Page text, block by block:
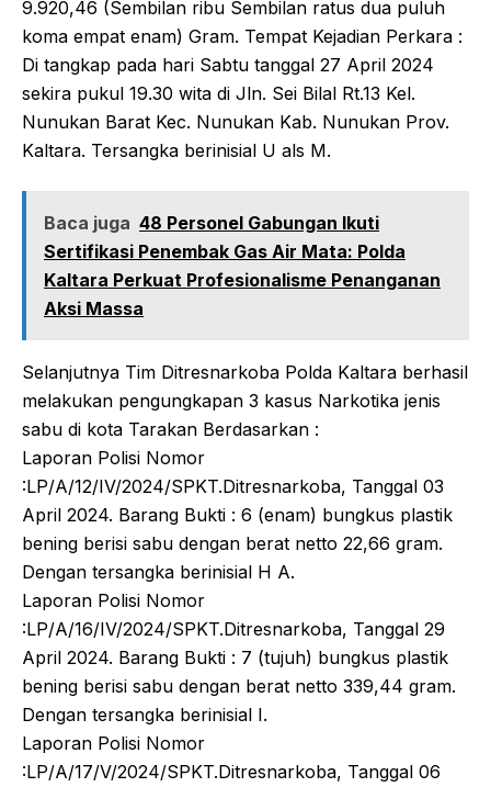
9.920,46 (Sembilan ribu Sembilan ratus dua puluh
koma empat enam) Gram. Tempat Kejadian Perkara :
Di tangkap pada hari Sabtu tanggal 27 April 2024
sekira pukul 19.30 wita di Jln. Sei Bilal Rt.13 Kel.
Nunukan Barat Kec. Nunukan Kab. Nunukan Prov.
Kaltara. Tersangka berinisial U als M.
Baca juga 48 Personel Gabungan Ikuti
Sertifikasi Penembak Gas Air Mata: Polda
Kaltara Perkuat Profesionalisme Penanganan
Aksi Massa
Selanjutnya Tim Ditresnarkoba Polda Kaltara berhasil
melakukan pengungkapan 3 kasus Narkotika jenis
sabu di kota Tarakan Berdasarkan :
Laporan Polisi Nomor
:LP/A/12/IV/2024/SPKT.Ditresnarkoba, Tanggal 03
April 2024. Barang Bukti : 6 (enam) bungkus plastik
bening berisi sabu dengan berat netto 22,66 gram.
Dengan tersangka berinisial H A.
Laporan Polisi Nomor
:LP/A/16/IV/2024/SPKT.Ditresnarkoba, Tanggal 29
April 2024. Barang Bukti : 7 (tujuh) bungkus plastik
bening berisi sabu dengan berat netto 339,44 gram.
Dengan tersangka berinisial I.
Laporan Polisi Nomor
:LP/A/17/V/2024/SPKT.Ditresnarkoba, Tanggal 06